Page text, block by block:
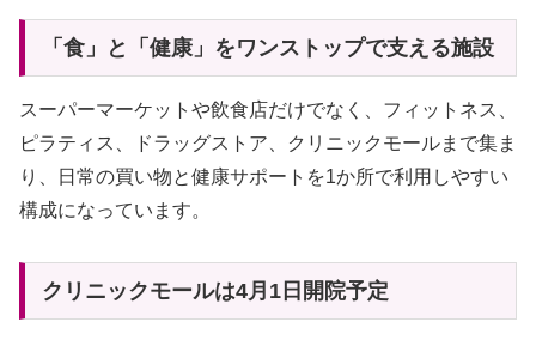
「食」と「健康」をワンストップで支える施設
スーパーマーケットや飲食店だけでなく、フィットネス、
ピラティス、ドラッグストア、クリニックモールまで集ま
り、日常の買い物と健康サポートを1か所で利用しやすい
構成になっています。
クリニックモールは4月1日開院予定